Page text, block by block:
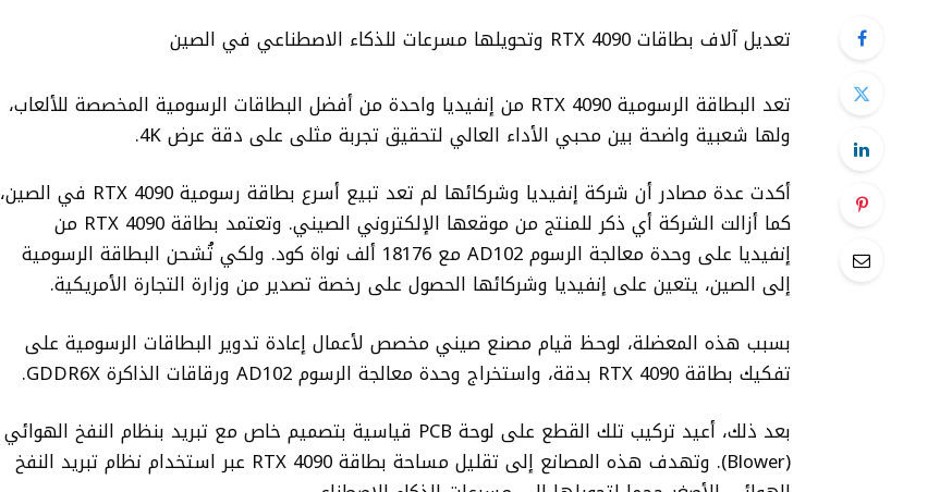
تعديل آلاف بطاقات RTX 4090 وتحويلها مسرعات للذكاء الاصطناعي في الصين
تعد البطاقة الرسوميةRTX 4090 من إنفيديا واحدة من أفضل البطاقات الرسومية المخصصة للألعاب،
ولها شعبية واضحة بين محبي الأداء العالي لتحقيق تجربة مثلى على دقة عرض4K
.
أكدت عدة مصادر أن شركة إنفيديا وشركائها لم تعد تبيع أسرع بطاقة رسوميةRTX 4090 في الصين،
كما أزالت الشركة أي ذكر للمنتج من موقعها الإلكتروني الصيني. وتعتمد بطاقةRTX 4090 من
إنفيديا على وحدة معالجة الرسومAD102مع 18176 ألف نواة كود.
ولكي تُشحن البطاقة الرسومية
إلى الصين، يتعين على إنفيديا وشركائها الحصول على رخصة تصدير من وزارة التجارة الأمريكية.
بسبب هذه المعضلة، لوحظ قيام مصنع صيني مخصص لأعمال إعادة تدوير البطاقات الرسومية على
تفكيك بطاقة RTX 4090 بدقة، واستخراج وحدة معالجة الرسوم
AD102ورقاقات الذاكرةGDDR6X
.
بعد ذلك، أعيد تركيب تلك القطع على لوحة PCB قياسية بتصميم خاص مع تبريد بنظام النفخ الهوائي
(
Blower). و
تهدف هذه المصانع إلى تقليل مساحة بطاقة RTX 4090 عبر استخدام نظام تبريد النفخ